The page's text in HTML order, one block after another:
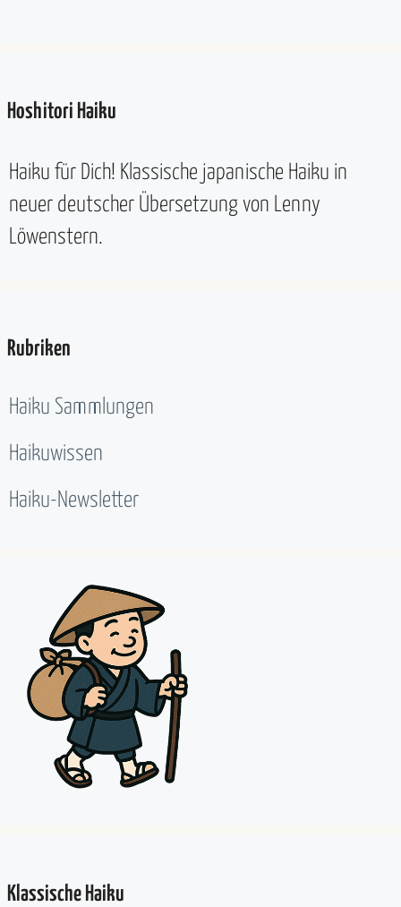
Hoshitori Haiku
Haiku für Dich! Klassische japanische Haiku in
neuer deutscher Übersetzung von Lenny
Löwenstern.
Rubriken
Haiku Sammlungen
Haikuwissen
Haiku-Newsletter
Klassische Haiku